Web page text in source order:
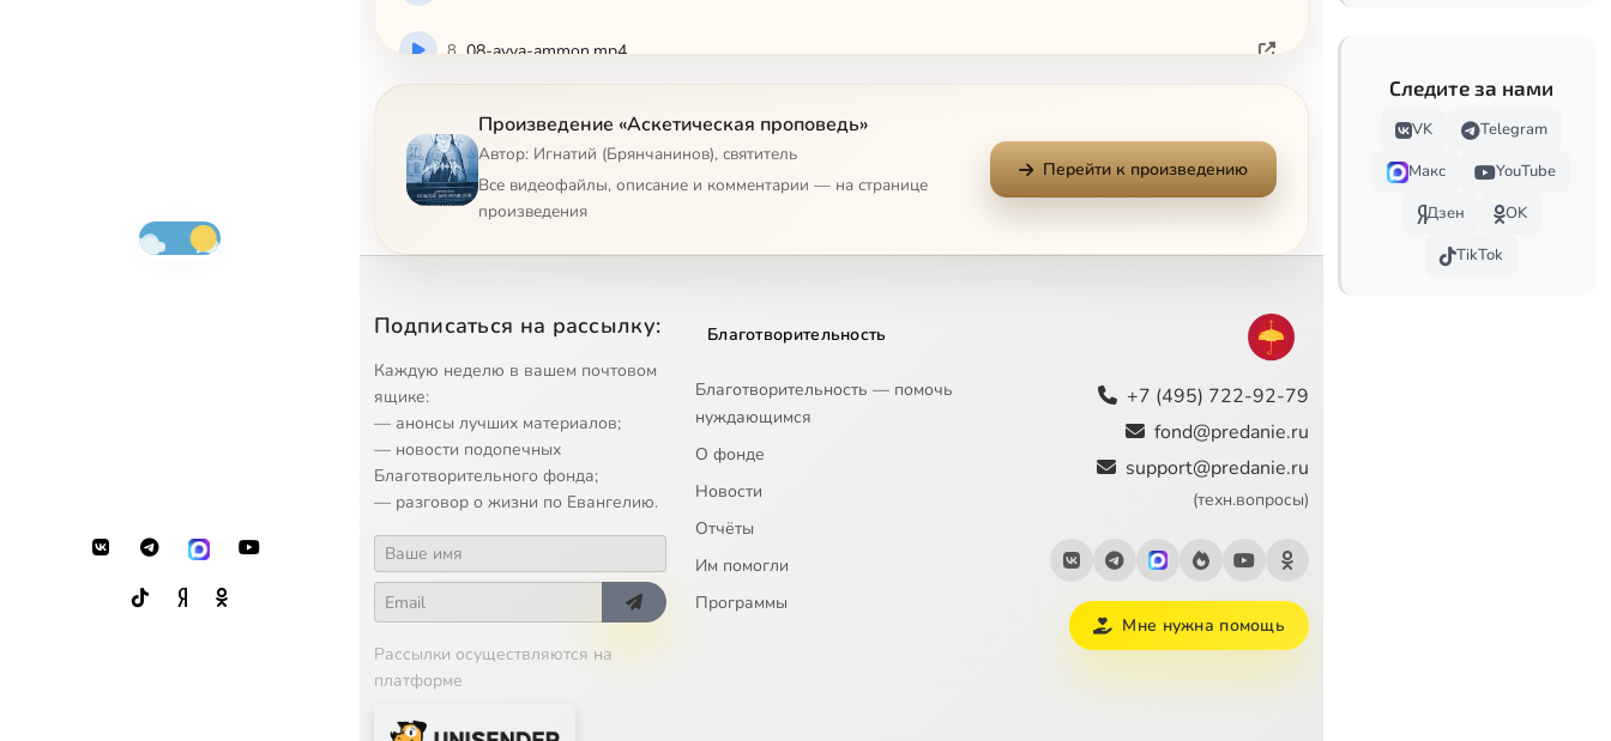
8 08-avva-ammon.mp4
09-avva-ammoj.mp4
10 10-avva-anuv.mp4
13 13-avva-apollos-velikij.mp4
14 14-avva-apollos-iz-kellij.mp4
15 15-avva-afanasij.mp4
16 16-aleksandr-patriarh-antiohijskij.mp4
17 17-aleksandr-igumen.mp4
18
Произведение «Аскетическая проповедь»
Автор: Игнатий (Брянчанинов), святитель
Все видеофайлы, описание и комментарии — на странице
произведения
Перейти к произведению
Подписаться на рассылку:
Каждую неделю в вашем почтовом
ящике:
— анонсы лучших материалов;
— новости подопечных
Благотворительного фонда;
— разговор о жизни по Евангелию.
Рассылки осуществляются на
платформе
Благотворительность
Благотворительность — помочь
нуждающимся
О фонде
Новости
Отчёты
Им помогли
Программы
+7 (495) 722-92-79
fond@predanie.ru
support@predanie.ru
(техн.вопросы)
Мне нужна помощь
Следите за нами
VK
Telegram
Макс
YouTube
Дзен
OK
TikTok